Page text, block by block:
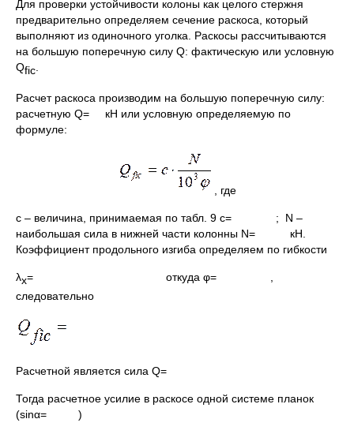
Для проверки устойчивости колоны как целого стержня
предварительно определяем сечение раскоса, который
выполняют из одиночного уголка. Раскосы рассчитываются
на большую поперечную силу Q: фактическую или условную
Qfic
Расчет раскоса производим на большую поперечную силу:
расчетную Q= кН или условную определяемую по
формуле:
, где
c – величина, принимаемая по табл. 9 c= ; N –
наибольшая сила в нижней части колонны N= кН.
Коэффициент продольного изгиба определяем по гибкости
λх= откуда φ= ,
следовательно
Расчетной является сила Q=
Тогда расчетное усилие в раскосе одной системе планок
(sinα= )